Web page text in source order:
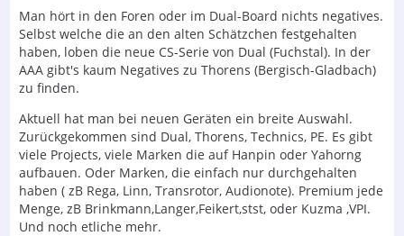
Man hört in den Foren oder im Dual-Board nichts negatives.
Selbst welche die an den alten Schätzchen festgehalten
haben, loben die neue CS-Serie von Dual (Fuchstal). In der
AAA gibt's kaum Negatives zu Thorens (Bergisch-Gladbach)
zu finden.
Aktuell hat man bei neuen Geräten ein breite Auswahl.
Zurückgekommen sind Dual, Thorens, Technics, PE. Es gibt
viele Projects, viele Marken die auf Hanpin oder Yahorng
aufbauen. Oder Marken, die einfach nur durchgehalten
haben ( zB Rega, Linn, Transrotor, Audionote). Premium jede
Menge, zB Brinkmann,Langer,Feikert,stst, oder Kuzma ,VPI.
Und noch etliche mehr.